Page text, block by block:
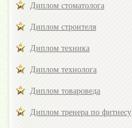
Диплом стоматолога
Диплом строителя
Диплом техника
Диплом технолога
Диплом товароведа
Диплом тренера по фитнесу